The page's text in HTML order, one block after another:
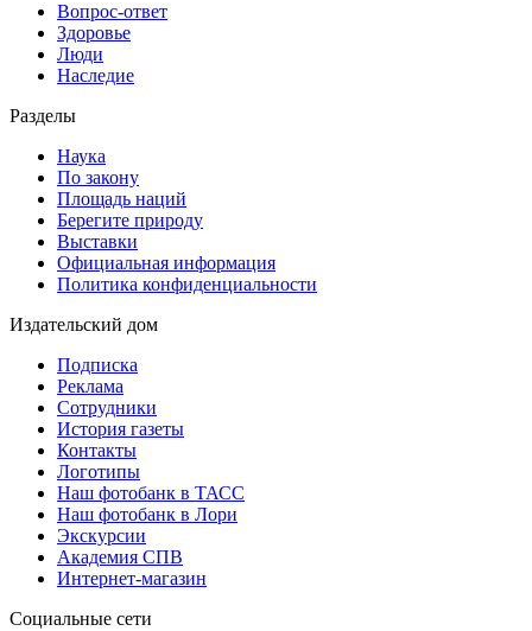
Вопрос-ответ
Здоровье
Люди
Наследие
Разделы
Наука
По закону
Площадь наций
Берегите природу
Выставки
Официальная информация
Политика конфиденциальности
Издательский дом
Подписка
Реклама
Сотрудники
История газеты
Контакты
Логотипы
Наш фотобанк в ТАСС
Наш фотобанк в Лори
Экскурсии
Академия СПВ
Интернет-магазин
Социальные сети